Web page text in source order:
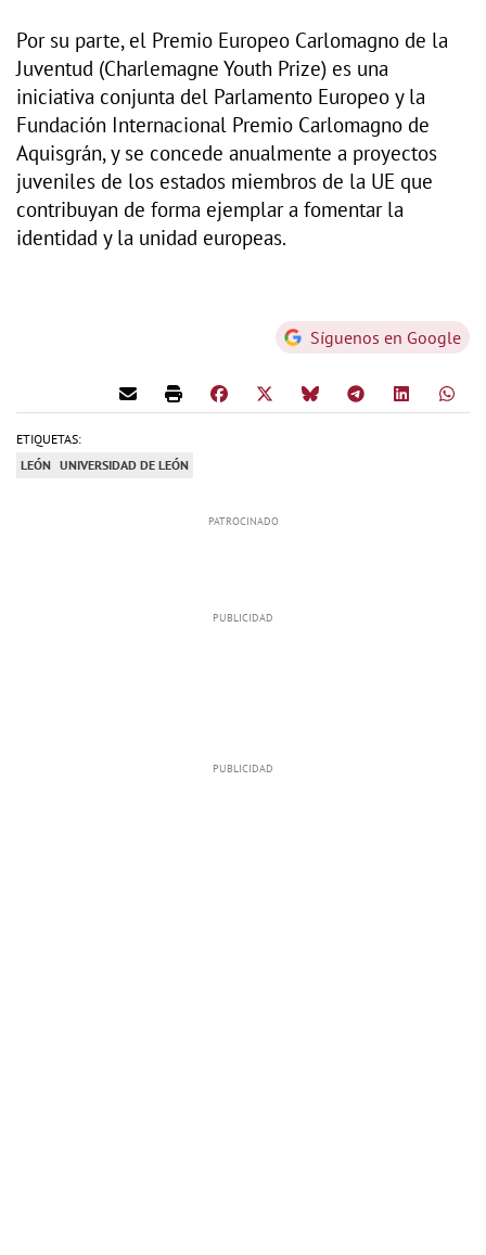
Por su parte, el Premio Europeo Carlomagno de la
Juventud (Charlemagne Youth Prize) es una
iniciativa conjunta del Parlamento Europeo y la
Fundación Internacional Premio Carlomagno de
Aquisgrán, y se concede anualmente a proyectos
juveniles de los estados miembros de la UE que
contribuyan de forma ejemplar a fomentar la
identidad y la unidad europeas.
Síguenos en Google
ETIQUETAS:
LEÓN UNIVERSIDAD DE LEÓN